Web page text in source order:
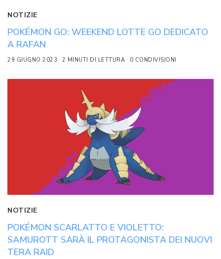
NOTIZIE
POKÉMON GO: WEEKEND LOTTE GO DEDICATO
A RAFAN
29 GIUGNO 2023 2 MINUTI DI LETTURA 0 CONDIVISIONI
NOTIZIE
POKÉMON SCARLATTO E VIOLETTO:
SAMUROTT SARÀ IL PROTAGONISTA DEI NUOVI
TERA RAID